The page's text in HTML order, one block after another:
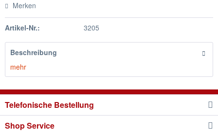
Merken
Artikel-Nr.: 3205
Beschreibung
mehr
Telefonische Bestellung
Shop Service